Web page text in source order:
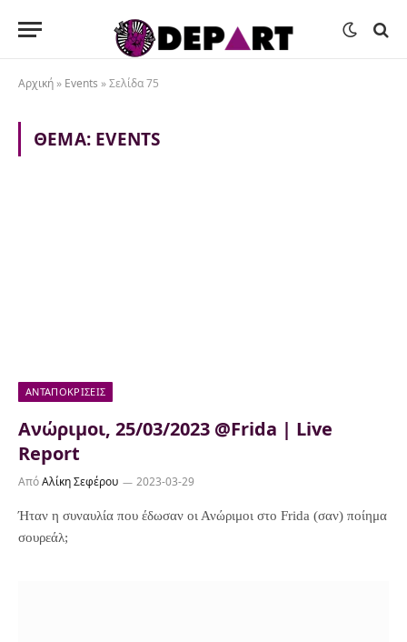
Αρχική » Events »Σελίδα 75
ΘΈΜΑ: EVENTS
ΑΝΤΑΠΟΚΡΊΣΕΙΣ
Ανώριμοι, 25/03/2023 @Frida | Live
Report
ΑπόΑλίκη Σεφέρου 2023-03-29
Ήταν η συναυλία που έδωσαν οι Ανώριμοι στο Frida (σαν) ποίημα
σουρεάλ;